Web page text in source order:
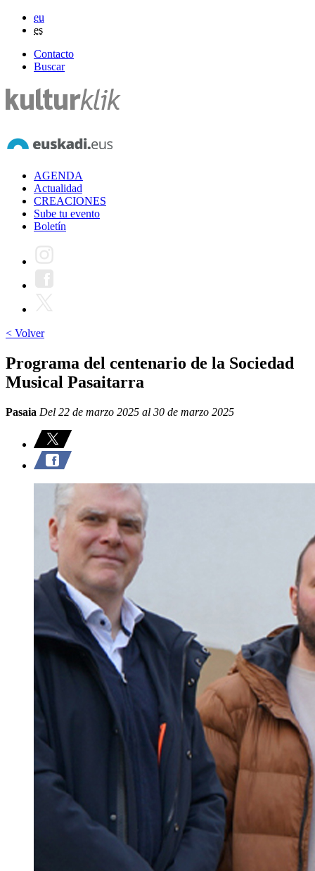
eu
es
Contacto
Buscar
AGENDA
Actualidad
CREACIONES
Sube tu evento
Boletín
< Volver
Programa del centenario de la Sociedad
Musical Pasaitarra
Pasaia Del 22 de marzo 2025 al 30 de marzo 2025